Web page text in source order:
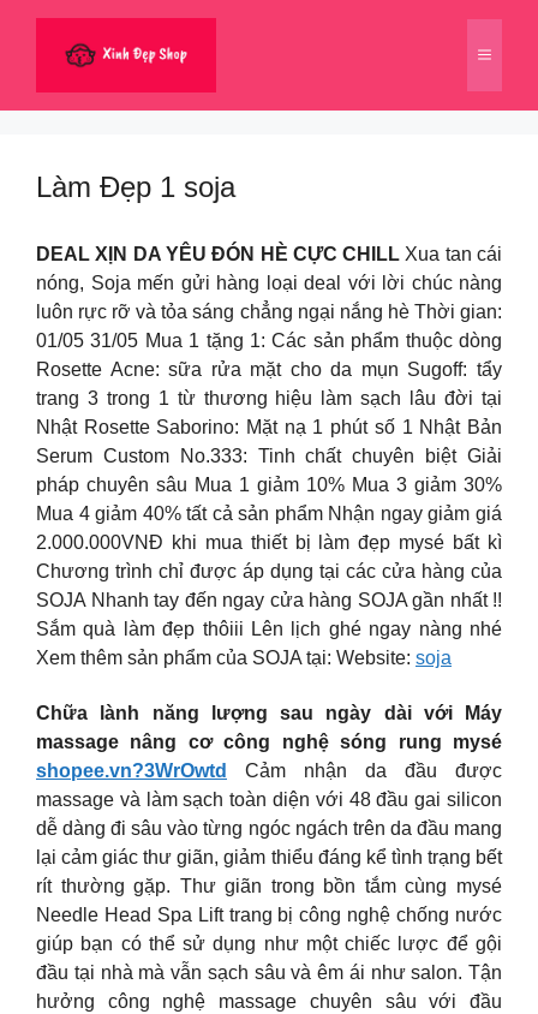
dung
Menu
Làm Đẹp 1 soja
DEAL XỊN DA YÊU ĐÓN HÈ CỰC CHILL Xua tan cái
nóng, Soja mến gửi hàng loại deal với lời chúc nàng
luôn rực rỡ và tỏa sáng chẳng ngại nắng hè Thời gian:
01/05 31/05 Mua 1 tặng 1: Các sản phẩm thuộc dòng
Rosette Acne: sữa rửa mặt cho da mụn Sugoff: tẩy
trang 3 trong 1 từ thương hiệu làm sạch lâu đời tại
Nhật Rosette Saborino: Mặt nạ 1 phút số 1 Nhật Bản
Serum Custom No.333: Tinh chất chuyên biệt Giải
pháp chuyên sâu Mua 1 giảm 10% Mua 3 giảm 30%
Mua 4 giảm 40% tất cả sản phẩm Nhận ngay giảm giá
2.000.000VNĐ khi mua thiết bị làm đẹp mysé bất kì
Chương trình chỉ được áp dụng tại các cửa hàng của
SOJA Nhanh tay đến ngay cửa hàng SOJA gần nhất !!
Sắm quà làm đẹp thôiii Lên lịch ghé ngay nàng nhé
Xem thêm sản phẩm của SOJA tại: Website: soja
Chữa lành năng lượng sau ngày dài với Máy
massage nâng cơ công nghệ sóng rung mysé
shopee.vn?3WrOwtd
Cảm nhận da đầu được
massage và làm sạch toàn diện với 48 đầu gai silicon
dễ dàng đi sâu vào từng ngóc ngách trên da đầu mang
lại cảm giác thư giãn, giảm thiểu đáng kể tình trạng bết
rít thường gặp. Thư giãn trong bồn tắm cùng mysé
Needle Head Spa Lift trang bị công nghệ chống nước
giúp bạn có thể sử dụng như một chiếc lược để gội
đầu tại nhà mà vẫn sạch sâu và êm ái như salon. Tận
hưởng công nghệ massage chuyên sâu với đầu